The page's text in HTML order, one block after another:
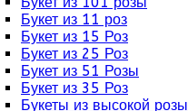
Букет из 11 роз
Букет из 15 Роз
Букет из 25 Роз
Букет из 51 Розы
Букет из 35 Роз
Букеты из высокой розы